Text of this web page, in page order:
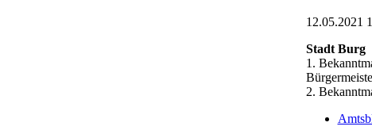
12.05.2021
Stadt Burg
1.
2.